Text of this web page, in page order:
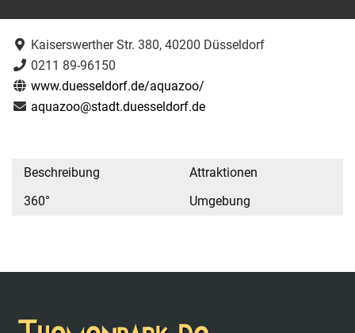
Kaiserswerther Str. 380, 40200 Düsseldorf
0211 89-96150
www.duesseldorf.de/aquazoo/
aquazoo@stadt.duesseldorf.de
Beschreibung
Attraktionen
360°
Umgebung